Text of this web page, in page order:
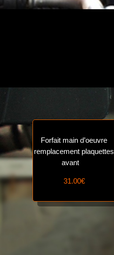
Forfait main d’oeuvre
remplacement plaquettes
avant
31.00€